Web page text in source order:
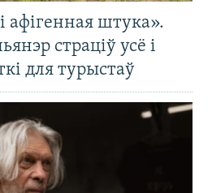
штука».
страціў усё і
для турыстаў